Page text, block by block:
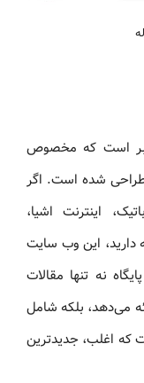
است که مخصوص
طراحی شده است. اگر
اینترنت اشیا،
دارید، این وب‌ سایت
نه‌ تنها مقالات
می‌دهد، بلکه شامل
که اغلب، جدیدترین